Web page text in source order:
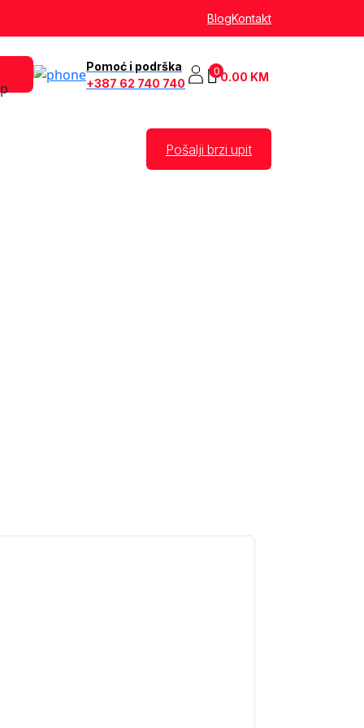
BlogKontakt
Pomoć i podrška
+387 62 740 740
0.00 KM
0
Pošalji brzi upit